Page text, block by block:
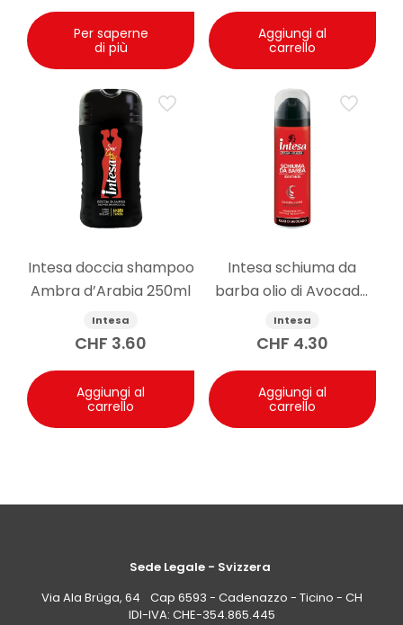
Per saperne
di più
Aggiungi al
carrello
Intesa doccia shampoo
Ambra d’Arabia 250ml
Intesa
CHF 3.60
Aggiungi al
carrello
Intesa schiuma da
barba olio di Avocado
300ml
Intesa
CHF 4.30
Aggiungi al
carrello
Sede Legale - Svizzera
Via Ala Brüga, 64 Cap 6593 - Cadenazzo - Ticino - CH
IDI-IVA: CHE-354.865.445